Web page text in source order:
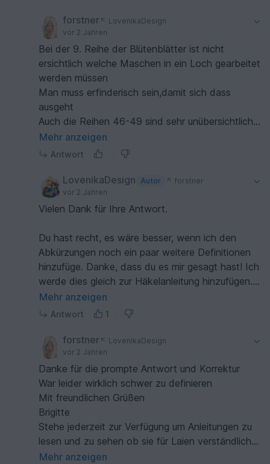
Möglicherweise ist während der
Übersetzungsphase ein Fehler aufgetreten. Aber
niemand hat mir jemals davon erzählt. Ich wäre
Ihnen dankbar, wenn Sie es mir zeigen würden.
Mit freundlichen Grüßen,
Yevheniia.
forstner
LovenikaDesign
vor 2 Jahren
Bei der 9. Reihe der Blütenblätter ist nicht
ersichtlich welche Maschen in ein Loch gearbeitet
werden müssen
Man muss erfinderisch sein,damit sich dass
ausgeht
Auch die Reihen 46-49 sind sehr unübersichtlich
geschrieben
Ich schreibe selber Anleitungen und korrigiere
Mehr anzeigen
Antwort
LovenikaDesign Autor
forstner
vor 2 Jahren
Vielen Dank für Ihre Antwort.
Du hast recht, es wäre besser, wenn ich den
Abkürzungen noch ein paar weitere Definitionen
hinzufüge. Danke, dass du es mir gesagt hast! Ich
werde dies gleich zur Häkelanleitung hinzufügen.
Auch ich schreibe es hier:
Abkürzungen:
STB ZUN= 2STB in eine M
[Grün] = Farbe in Grün ändern
9: 6FM, ZUN, FM, HSTB, 2STB, STB ZUN, STB,
HSTB, FM, KM, FM, HSTB, 4STB, HSTB, FM,
KM, FM, HSTB, STB, STB ZUN, 2STB, HSTB,
FM, ZUN, 6FM (44)
bedeutet
Mehr anzeigen
Antwort 1
forstner
LovenikaDesign
vor 2 Jahren
Danke für die prompte Antwort und Korrektur
War leider wirklich schwer zu definieren
Mit freundlichen Grüßen
Brigitte
Stehe jederzeit zur Verfügung um Anleitungen zu
lesen und zu sehen ob sie für Laien verständlich
sind
Mehr anzeigen